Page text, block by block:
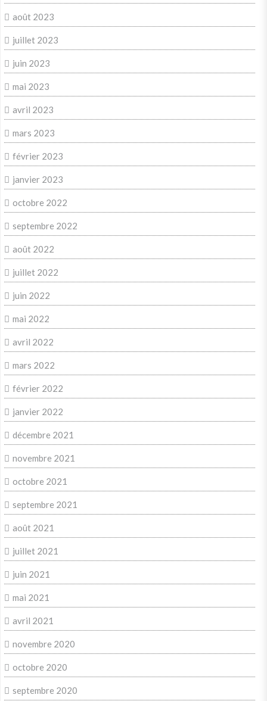
août 2023
juillet 2023
juin 2023
mai 2023
avril 2023
mars 2023
février 2023
janvier 2023
octobre 2022
septembre 2022
août 2022
juillet 2022
juin 2022
mai 2022
avril 2022
mars 2022
février 2022
janvier 2022
décembre 2021
novembre 2021
octobre 2021
septembre 2021
août 2021
juillet 2021
juin 2021
mai 2021
avril 2021
novembre 2020
octobre 2020
septembre 2020